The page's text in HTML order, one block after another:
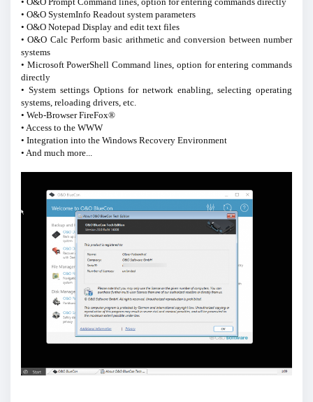
• O&O SystemInfo Readout system parameters
• O&O Notepad Display and edit text files
• O&O Calc Perform basic arithmetic and conversion between number
systems
• Microsoft PowerShell Command lines, option for entering commands
directly
• System settings Options for network enabling, selecting operating
systems, reloading drivers, etc.
• Web-Browser FireFox®
• Access to the WWW
• Integration into the Windows Recovery Environment
• And much more...